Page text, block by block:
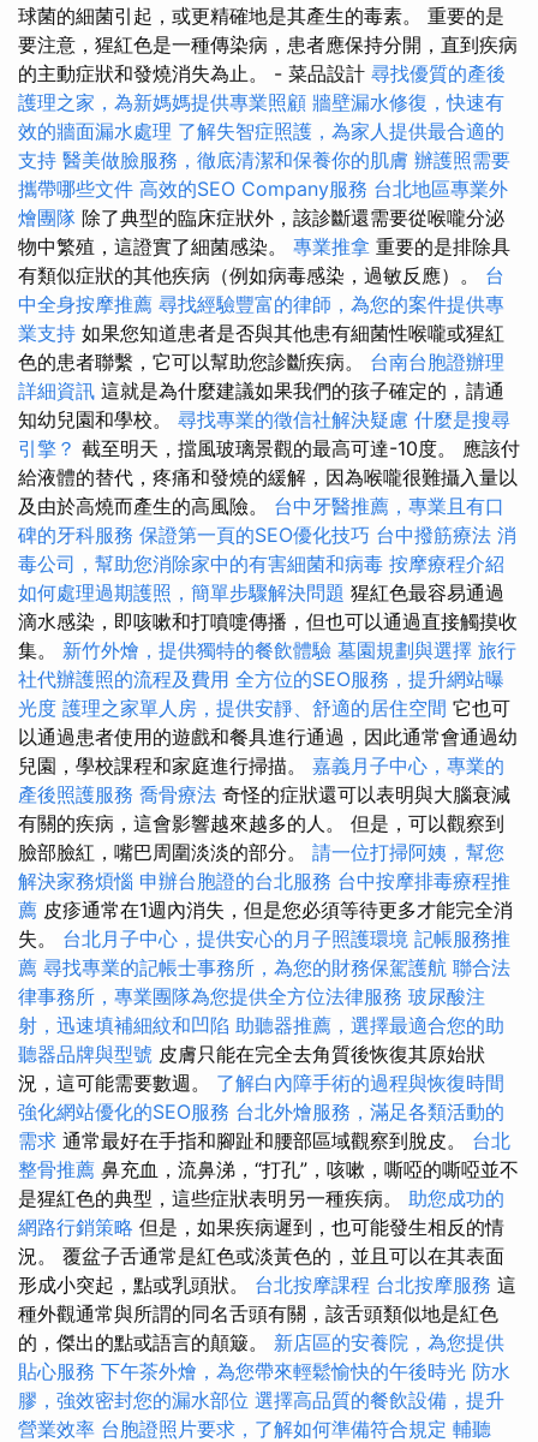
球菌的細菌引起，或更精確地是其產生的毒素。 重要的是
要注意，猩紅色是一種傳染病，患者應保持分開，直到疾病
的主動症狀和發燒消失為止。 - 菜品設計 尋找優質的產後
護理之家，為新媽媽提供專業照顧 牆壁漏水修復，快速有
效的牆面漏水處理 了解失智症照護，為家人提供最合適的
支持 醫美做臉服務，徹底清潔和保養你的肌膚 辦護照需要
攜帶哪些文件 高效的SEO Company服務 台北地區專業外
燴團隊 除了典型的臨床症狀外，該診斷還需要從喉嚨分泌
物中繁殖，這證實了細菌感染。 專業推拿 重要的是排除具
有類似症狀的其他疾病（例如病毒感染，過敏反應）。 台
中全身按摩推薦 尋找經驗豐富的律師，為您的案件提供專
業支持 如果您知道患者是否與其他患有細菌性喉嚨或猩紅
色的患者聯繫，它可以幫助您診斷疾病。 台南台胞證辦理
詳細資訊 這就是為什麼建議如果我們的孩子確定的，請通
知幼兒園和學校。 尋找專業的徵信社解決疑慮 什麼是搜尋
引擎？ 截至明天，擋風玻璃景觀的最高可達-10度。 應該付
給液體的替代，疼痛和發燒的緩解，因為喉嚨很難攝入量以
及由於高燒而產生的高風險。 台中牙醫推薦，專業且有口
碑的牙科服務 保證第一頁的SEO優化技巧 台中撥筋療法 消
毒公司，幫助您消除家中的有害細菌和病毒 按摩療程介紹
如何處理過期護照，簡單步驟解決問題 猩紅色最容易通過
滴水感染，即咳嗽和打噴嚏傳播，但也可以通過直接觸摸收
集。 新竹外燴，提供獨特的餐飲體驗 墓園規劃與選擇 旅行
社代辦護照的流程及費用 全方位的SEO服務，提升網站曝
光度 護理之家單人房，提供安靜、舒適的居住空間 它也可
以通過患者使用的遊戲和餐具進行通過，因此通常會通過幼
兒園，學校課程和家庭進行掃描。 嘉義月子中心，專業的
產後照護服務 喬骨療法 奇怪的症狀還可以表明與大腦衰減
有關的疾病，這會影響越來越多的人。 但是，可以觀察到
臉部臉紅，嘴巴周圍淡淡的部分。 請一位打掃阿姨，幫您
解決家務煩惱 申辦台胞證的台北服務 台中按摩排毒療程推
薦 皮疹通常在1週內消失，但是您必須等待更多才能完全消
失。 台北月子中心，提供安心的月子照護環境 記帳服務推
薦 尋找專業的記帳士事務所，為您的財務保駕護航 聯合法
律事務所，專業團隊為您提供全方位法律服務 玻尿酸注
射，迅速填補細紋和凹陷 助聽器推薦，選擇最適合您的助
聽器品牌與型號 皮膚只能在完全去角質後恢復其原始狀
況，這可能需要數週。 了解白內障手術的過程與恢復時間
強化網站優化的SEO服務 台北外燴服務，滿足各類活動的
需求 通常最好在手指和腳趾和腰部區域觀察到脫皮。 台北
整骨推薦 鼻充血，流鼻涕，“打孔”，咳嗽，嘶啞的嘶啞並不
是猩紅色的典型，這些症狀表明另一種疾病。 助您成功的
網路行銷策略 但是，如果疾病遲到，也可能發生相反的情
況。 覆盆子舌通常是紅色或淡黃色的，並且可以在其表面
形成小突起，點或乳頭狀。 台北按摩課程 台北按摩服務 這
種外觀通常與所謂的同名舌頭有關，該舌頭類似地是紅色
的，傑出的點或語言的顛簸。 新店區的安養院，為您提供
貼心服務 下午茶外燴，為您帶來輕鬆愉快的午後時光 防水
膠，強效密封您的漏水部位 選擇高品質的餐飲設備，提升
營業效率 台胞證照片要求，了解如何準備符合規定 輔聽